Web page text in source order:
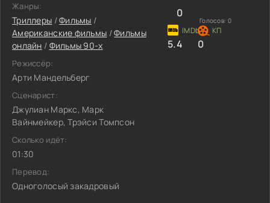
Жанры:
Триллеры /Фильмы /
Американские фильмы /Фильмы
онлайн / Фильмы 90-х
Режиссёр:
Арти Мандельберг
Сценарист:
Джулиан Маркс, Марк
Вайнмейкер, Трэйси Томпсон
Сколько идёт:
01:30
Перевод:
Одноголосый закадровый
0
Голосов: 0
5.4 0